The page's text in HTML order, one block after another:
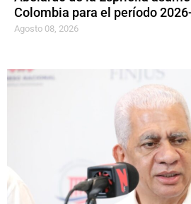
Colombia para el período
Agosto 08, 2026